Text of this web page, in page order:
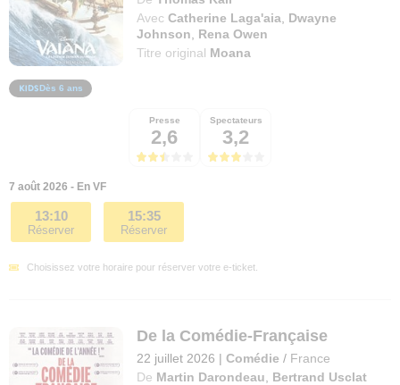
Avec Catherine Laga'aia
Dwayne
Johnson
Rena Owen
Titre original Moana
Dès 6 ans
Presse
2,6
Spectateurs
3,2
7 août 2026 - En VF
13:10
Réserver
15:35
Réserver
Choisissez votre horaire pour réserver votre e-ticket.
De la Comédie-Française
22 juillet 2026 | Comédie / France
De Martin Darondeau
Bertrand Usclat